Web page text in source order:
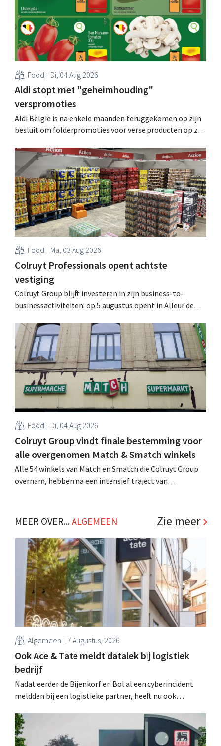
Food Di, 04 Aug 2026
Aldi stopt met "geheimhouding"
verspromoties
Aldi België is na enkele maanden teruggekomen op zijn
besluit om folderpromoties voor verse producten op zijn
werking treden: "Onze klanten willen goed
geïnformeerd worden." .
Food Ma, 03 Aug 2026
Colruyt Professionals opent achtste
vestiging
Colruyt Group blijft investeren in zijn business-to-
businessactiviteiten: op 5 augustus opent in Alleur de
winkelformule die zich uitsluitend richt op professionele
klanten. .
Food Di, 04 Aug 2026
Colruyt Group vindt finale bestemming voor
alle overgenomen Match & Smatch winkels
Alle 54 winkels van Match en Smatch die Colruyt Group
overnam, hebben na een intensief traject van
.MEER OVER...ALGEMEEN Zie meer
Algemeen 7 Augustus, 2026
Ook Ace & Tate meldt datalek bij logistiek
bedrijf
Nadat eerder de Bijenkorf en Bol al een cyberincident
meldden bij een logistieke partner, heeft nu ook
datalek. Financiële gegevens, gebruikersnamen en
wachtwoorden zijn niet getroffen.